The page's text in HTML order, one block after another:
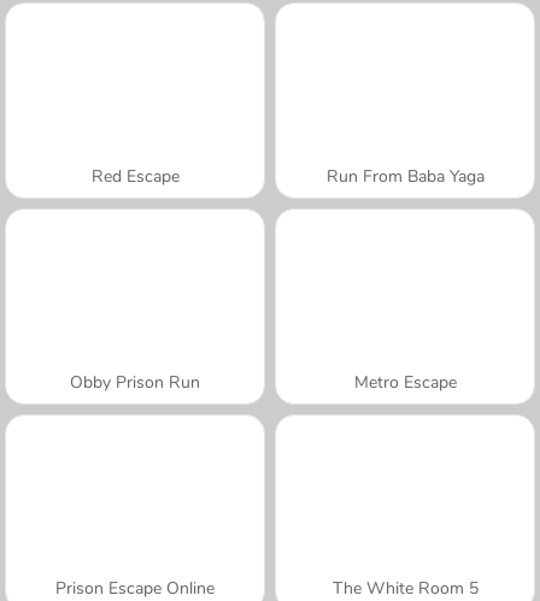
Red Escape Run From Baba Yaga
Obby Prison Run Metro Escape
Prison Escape Online The White Room 5